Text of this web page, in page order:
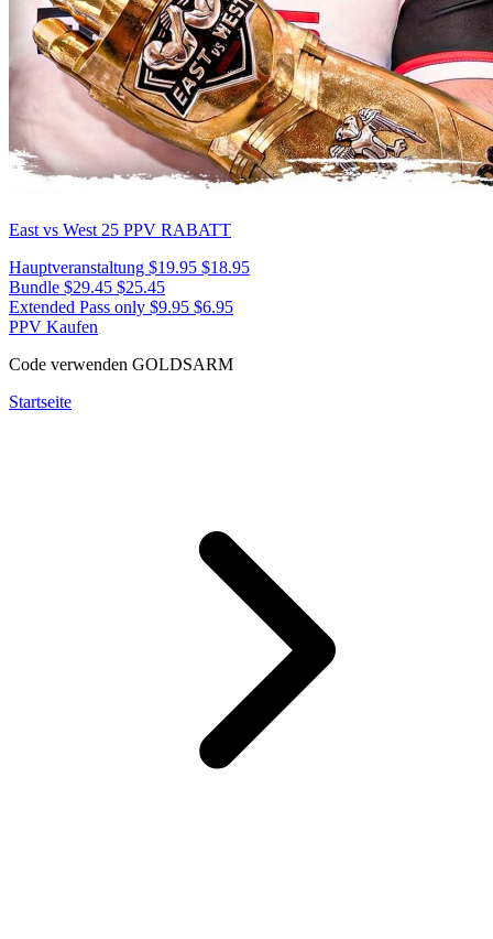
East vs West 25 PPV RABATT
Hauptveranstaltung $19.95 $18.95
Bundle $29.45 $25.45
Extended Pass only $9.95 $6.95
PPV Kaufen
Code verwenden GOLDSARM
Startseite